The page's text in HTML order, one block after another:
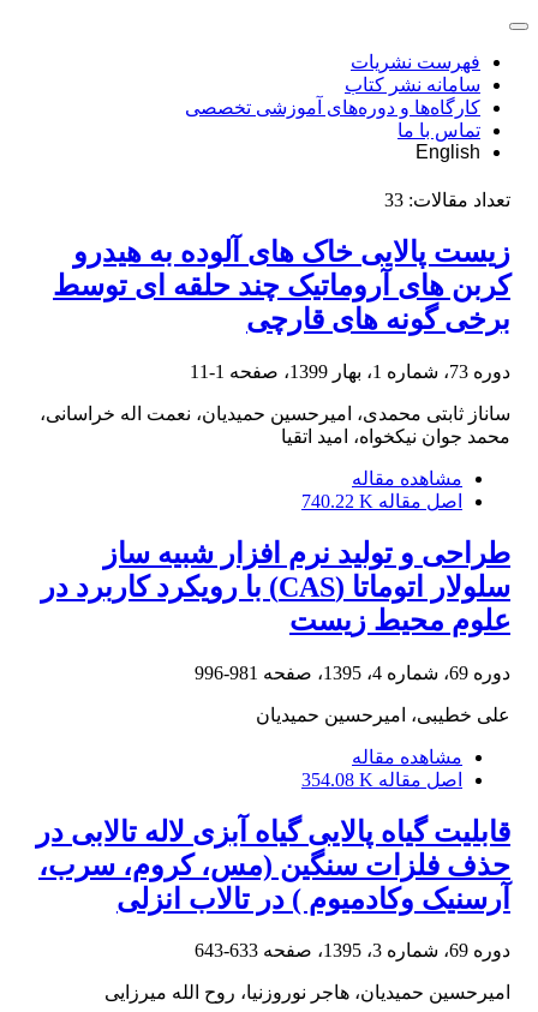
فهرست نشریات
سامانه نشر کتاب
کارگاه‌ها و دوره‌های آموزشی تخصصی
تماس با ما
English
تعداد مقالات: 33
زیست پالایی خاک های آلوده به هیدرو
کربن های آروماتیک چند حلقه ای توسط
برخی گونه های قارچی
دوره 73، شماره 1، بهار 1399، صفحه 1-11
ساناز ثابتی محمدی، امیرحسین حمیدیان، نعمت اله خراسانی،
محمد جوان نیکخواه، امید اتقیا
مشاهده مقاله
اصل مقاله 740.22 K
طراحی و تولید نرم افزار شبیه ساز
سلولار اتوماتا (CAS) با رویکرد کاربرد در
علوم محیط زیست
دوره 69، شماره 4، 1395، صفحه 981-996
علی خطیبی، امیرحسین حمیدیان
مشاهده مقاله
اصل مقاله 354.08 K
قابلیت گیاه پالایی گیاه آبزی لاله تالابی در
حذف فلزات سنگین (مس، کروم، سرب،
آرسنیک وکادمیوم ) در تالاب انزلی
دوره 69، شماره 3، 1395، صفحه 633-643
امیرحسین حمیدیان، هاجر نوروزنیا، روح الله میرزایی